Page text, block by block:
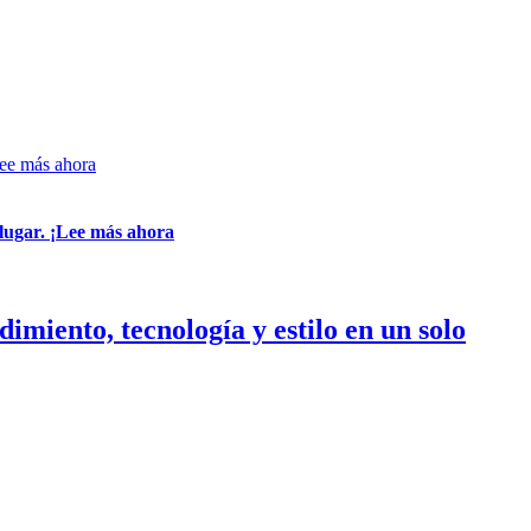
más ahora
¡Lee más ahora
tecnología y estilo en un solo